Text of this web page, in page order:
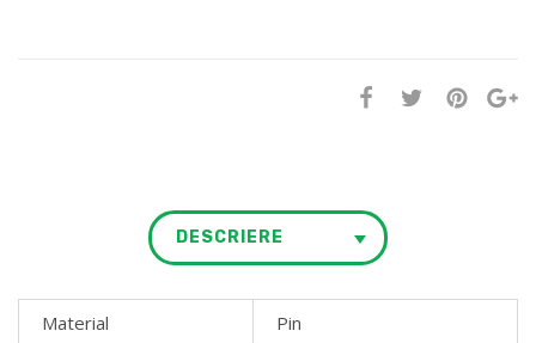
DESCRIERE
Material
Pin